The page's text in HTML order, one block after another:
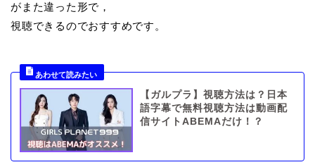
がまた違った形で，
視聴できるのでおすすめです。
【ガルプラ】視聴方法は？日本
語字幕で無料視聴方法は動画配
信サイトABEMAだけ！？